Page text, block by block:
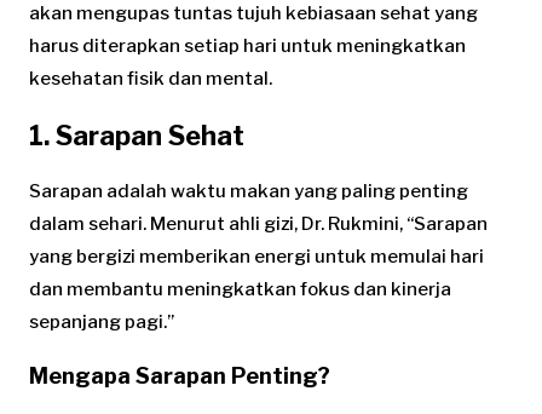
akan mengupas tuntas tujuh kebiasaan sehat yang
harus diterapkan setiap hari untuk meningkatkan
kesehatan fisik dan mental.
1. Sarapan Sehat
Sarapan adalah waktu makan yang paling penting
dalam sehari. Menurut ahli gizi, Dr. Rukmini, “Sarapan
yang bergizi memberikan energi untuk memulai hari
dan membantu meningkatkan fokus dan kinerja
sepanjang pagi.”
Mengapa Sarapan Penting?